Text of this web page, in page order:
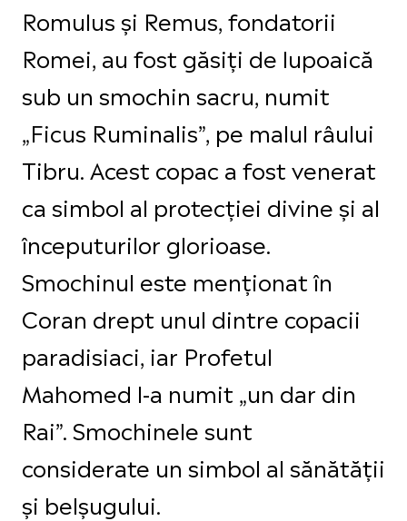
Romulus și Remus, fondatorii
Romei, au fost găsiți de lupoaică
sub un smochin sacru, numit
„Ficus Ruminalis”, pe malul râului
Tibru. Acest copac a fost venerat
ca simbol al protecției divine și al
începuturilor glorioase.
Smochinul este menționat în
Coran drept unul dintre copacii
paradisiaci, iar Profetul
Mahomed l-a numit „un dar din
Rai”. Smochinele sunt
considerate un simbol al sănătății
și belșugului.